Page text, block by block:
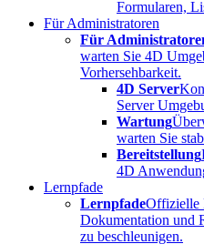
Formularen,
Für Administratoren
Für
warten Sie 4D
Vorhersehbarkeit.
4D Server
Server
Wartung
warten Sie
Bereitstellung
4D
Lernpfade
LernpfadeOffizielle
Dokumentation und
zu beschleunigen.